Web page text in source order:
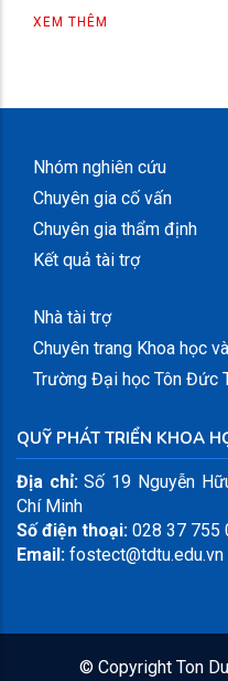
XEM THÊM
Nhóm nghiên cứu
Chuyên gia cố vấn
Chuyên gia thẩm định
Kết quả tài trợ
Nhà tài trợ
Chuyên trang Khoa học
Trường Đại học Tôn Đức
QUỸ PHÁT TRIỂN KHOA
Địa chỉ:Số 19 Nguyễn
Chí Minh
Số điện thoại: 028 37 755
Email: fostect@tdtu.edu.vn
© Copyright Ton